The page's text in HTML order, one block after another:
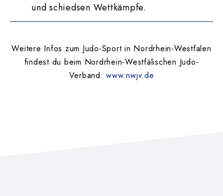
und schiedsen Wettkämpfe.
Weitere Infos zum Judo-Sport in Nordrhein-Westfalen
findest du beim Nordrhein-Westfälischen Judo-
Verband:www.nwjv.de